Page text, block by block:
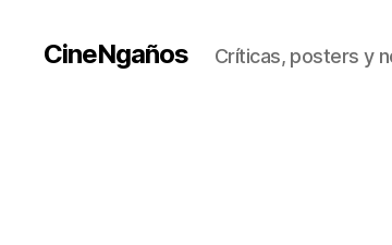
CineNgaños Críticas, posters y